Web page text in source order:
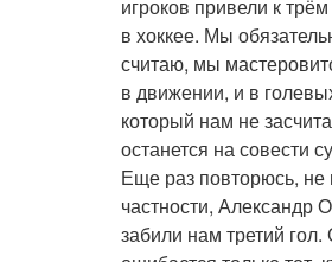
игроков привели к
в хоккее. Мы
считаю, мы
в движении, и в
который нам не
останется на совести
Еще раз повторюсь,
частности, Александр
забили нам третий